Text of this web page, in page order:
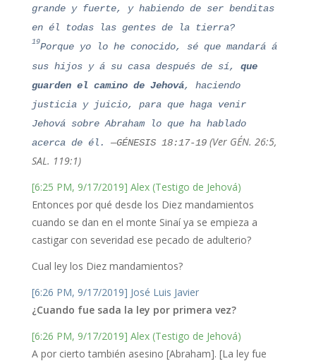
grande y fuerte, y habiendo de ser benditas
en él todas las gentes de la tierra?
19Porque yo lo he conocido, sé que mandará á
sus hijos y á su casa después de sí, que
guarden el camino de Jehová, haciendo
justicia y juicio, para que haga venir
Jehová sobre Abraham lo que ha hablado
acerca de él.
—GÉNESIS 18:17-19(Ver GÉN. 26:5,
SAL. 119:1)
[6:25 PM, 9/17/2019] Alex (Testigo de Jehová)
Entonces por qué desde los Diez mandamientos
cuando se dan en el monte Sinaí ya se empieza a
castigar con severidad ese pecado de adulterio?
Cual ley los Diez mandamientos?
[6:26 PM, 9/17/2019] José Luis Javier
¿Cuando fue sada la ley por primera vez?
[6:26 PM, 9/17/2019] Alex (Testigo de Jehová)
A por cierto también asesino [Abraham]. [La ley fue